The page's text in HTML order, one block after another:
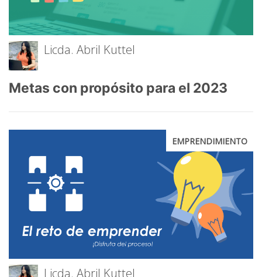
Licda. Abril Kuttel
Metas con propósito para el 2023
EMPRENDIMIENTO
Licda. Abril Kuttel